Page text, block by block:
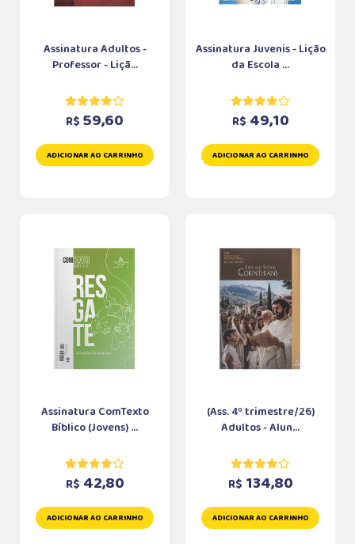
Assinatura Adultos -
Professor - Liçã...
R$ 59,60
ADICIONAR AO CARRINHO
Assinatura Juvenis - Lição
da Escola ...
R$ 49,10
ADICIONAR AO CARRINHO
Assinatura ComTexto
Bíblico (Jovens) ...
R$ 42,80
ADICIONAR AO CARRINHO
(Ass. 4º trimestre/26)
Adultos - Alun...
R$ 134,80
ADICIONAR AO CARRINHO